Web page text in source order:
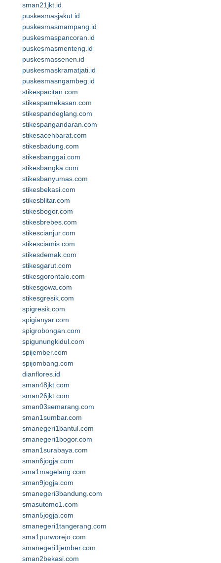
sman21jkt.id
puskesmasjakut.id
puskesmasmampang.id
puskesmaspancoran.id
puskesmasmenteng.id
puskesmassenen.id
puskesmaskramatjati.id
puskesmasngambeg.id
stikespacitan.com
stikespamekasan.com
stikespandeglang.com
stikespangandaran.com
stikesacehbarat.com
stikesbadung.com
stikesbanggai.com
stikesbangka.com
stikesbanyumas.com
stikesbekasi.com
stikesblitar.com
stikesbogor.com
stikesbrebes.com
stikescianjur.com
stikesciamis.com
stikesdemak.com
stikesgarut.com
stikesgorontalo.com
stikesgowa.com
stikesgresik.com
spigresik.com
spigianyar.com
spigrobongan.com
spigunungkidul.com
spijember.com
spijombang.com
dianflores.id
sman48jkt.com
sman26jkt.com
sman03semarang.com
sman1sumbar.com
smanegeri1bantul.com
smanegeri1bogor.com
sman1surabaya.com
sman6jogja.com
sma1magelang.com
sman9jogja.com
smanegeri3bandung.com
smasutomo1.com
sman5jogja.com
smanegeri1tangerang.com
sma1purworejo.com
smanegeri1jember.com
sman2bekasi.com